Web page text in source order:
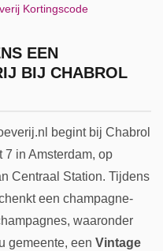
Kortingscode
EEN
BIJ CHABROL
begint bij Chabrol
7 in Amsterdam, op
Centraal Station. Tijdens
een champagne-
waaronder
gemeente, een Vintage